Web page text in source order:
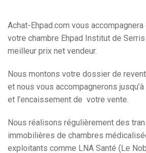
Achat-Ehpad.com vous
votre chambre Ehpad Institut de
meilleur prix net vendeur.
Nous montons votre dossier de
et nous vous accompagnerons
et l’encaissement de votre vente.
Nous réalisons régulièrement des
immobilières de chambres
exploitants comme LNA Santé (Le